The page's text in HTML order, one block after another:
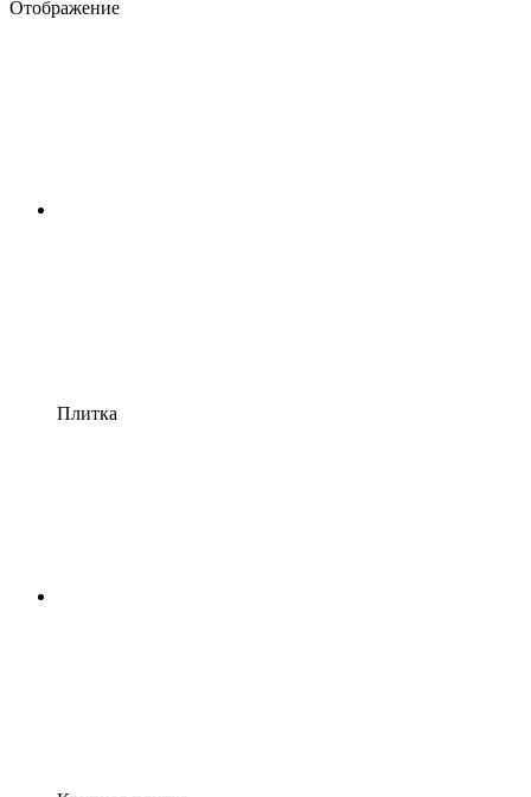
Отображение
Плитка